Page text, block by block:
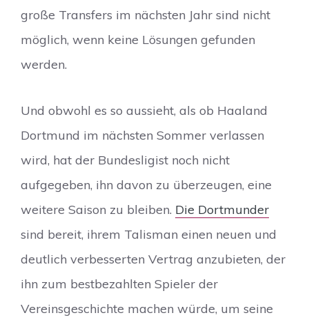
große Transfers im nächsten Jahr sind nicht
möglich, wenn keine Lösungen gefunden
werden.
Und obwohl es so aussieht, als ob Haaland
Dortmund im nächsten Sommer verlassen
wird, hat der Bundesligist noch nicht
aufgegeben, ihn davon zu überzeugen, eine
weitere Saison zu bleiben. Die Dortmunder
sind bereit, ihrem Talisman einen neuen und
deutlich verbesserten Vertrag anzubieten, der
ihn zum bestbezahlten Spieler der
Vereinsgeschichte machen würde, um seine